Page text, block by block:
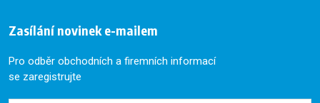
Zasílání novinek e-mailem
Pro odběr obchodních a firemních informací
se zaregistrujte